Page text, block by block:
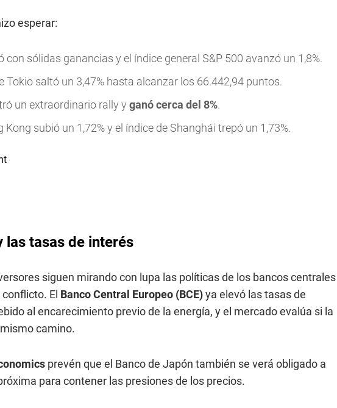
esperar:
con sólidas ganancias y el índice general S&P 500 avanzó un 1,8%.
Tokio saltó un 3,47% hasta alcanzar los 66.442,94 puntos.
un extraordinario rally y ganó cerca del 8%.
Kong subió un 1,72% y el índice de Shanghái trepó un 1,73%.
las tasas de interés
siguen mirando con lupa las políticas de los bancos centrales
El Banco Central Europeo (BCE)ya elevó las tasas de
al encarecimiento previo de la energía, y el mercado evalúa si la
camino.
prevén que el Banco de Japón también se verá obligado a
para contener las presiones de los precios.